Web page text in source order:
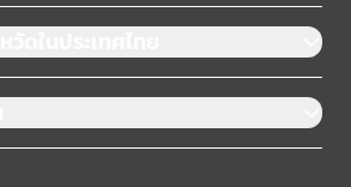
ดในประเทศไทย